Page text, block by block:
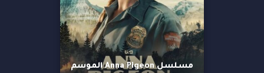
مسلسل Anna Pigeon الموسم